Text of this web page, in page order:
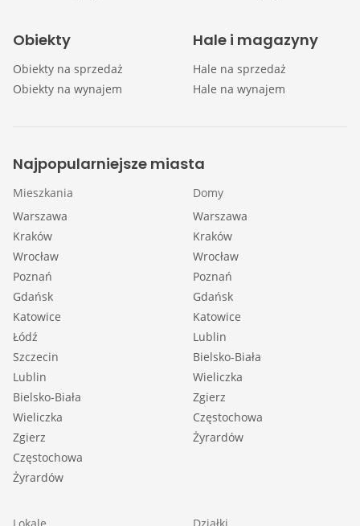
Obiekty
Obiekty na sprzedaż
Obiekty na wynajem
Hale i magazyny
Hale na sprzedaż
Hale na wynajem
Najpopularniejsze miasta
Mieszkania
Warszawa
Kraków
Wrocław
Poznań
Gdańsk
Katowice
Łódź
Szczecin
Lublin
Bielsko-Biała
Wieliczka
Zgierz
Częstochowa
Żyrardów
Domy
Warszawa
Kraków
Wrocław
Poznań
Gdańsk
Katowice
Lublin
Bielsko-Biała
Wieliczka
Zgierz
Częstochowa
Żyrardów